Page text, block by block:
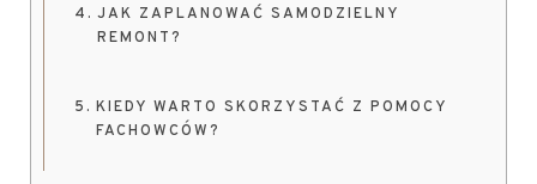
JAK ZAPLANOWAĆ SAMODZIELNY
REMONT?
KIEDY WARTO SKORZYSTAĆ Z POMOCY
FACHOWCÓW?